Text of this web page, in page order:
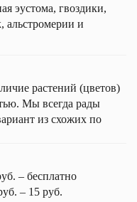
эустома, гвоздики,
альстромерии и
растений (цветов)
Мы всегда рады
из схожих по
– бесплатно
– 15 руб.